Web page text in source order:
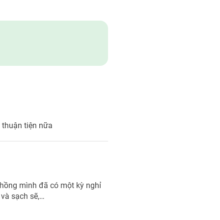
thuận tiện nữa
mình đã có một kỳ nghỉ
sạch sẽ,…